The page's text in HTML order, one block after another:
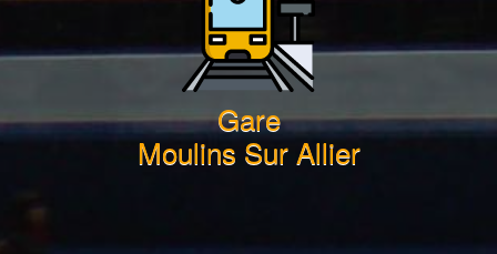
Gare
Moulins Sur Allier